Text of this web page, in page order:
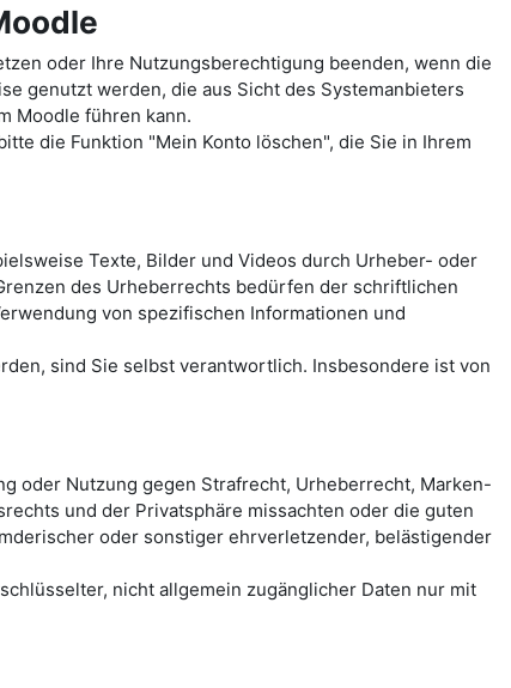
oder Ihre Nutzungsberechtigung beenden, wenn die
genutzt werden, die aus Sicht des Systemanbieters
Moodle führen kann.
die Funktion "Mein Konto löschen", die Sie in Ihrem
Texte, Bilder und Videos durch Urheber- oder
des Urheberrechts bedürfen der schriftlichen
von spezifischen Informationen und
sind Sie selbst verantwortlich. Insbesondere ist von
oder Nutzung gegen Strafrecht, Urheberrecht, Marken-
und der Privatsphäre missachten oder die guten
oder sonstiger ehrverletzender, belästigender
nicht allgemein zugänglicher Daten nur mit